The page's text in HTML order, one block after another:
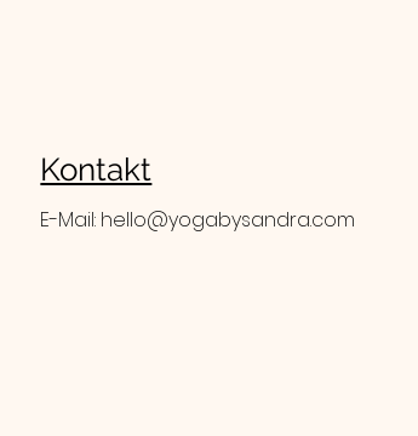
Kontakt
E-Mail: hello@yogabysandra.com